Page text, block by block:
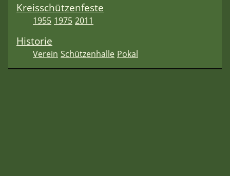
Kreisschützenfeste
1955 1975 2011
Historie
Verein Schützenhalle Pokal